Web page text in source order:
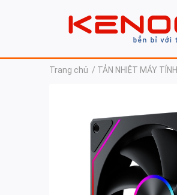
Trang chủ / TẢN NHIỆT MÁY TÍNH